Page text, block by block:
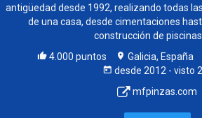
antigüedad desde 1992, realizando todas
de una casa, desde cimentaciones
construcción de
4.000 puntos
Galicia, España
desde 2012 - visto
mfpinzas.com